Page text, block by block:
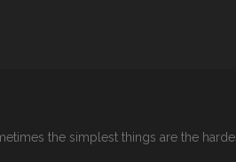
the simplest things are the